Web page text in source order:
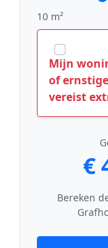
10 m²
Mijn
of
vereist
€
Bereken